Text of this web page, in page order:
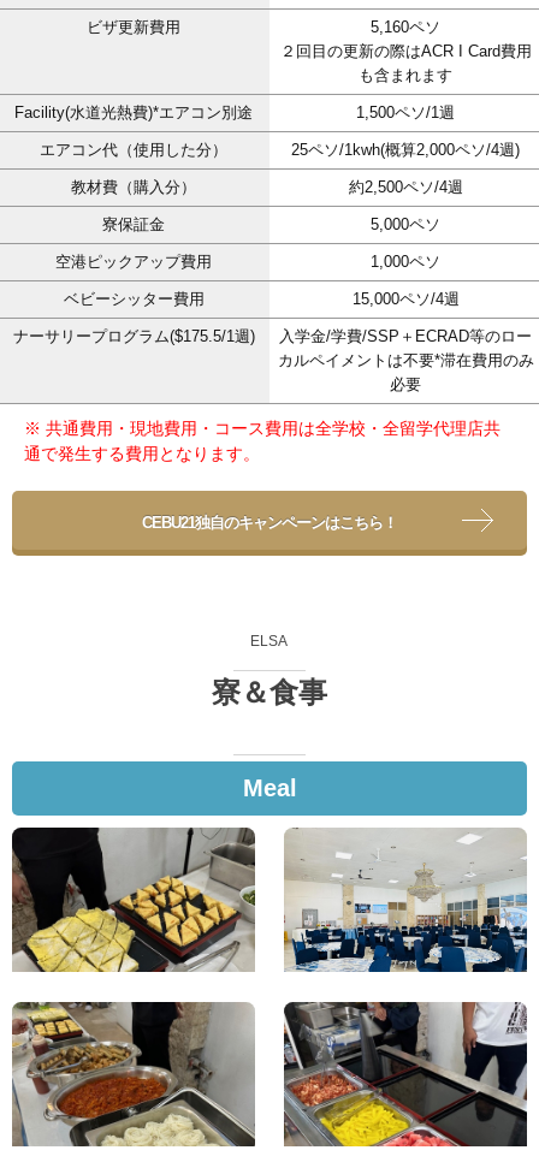
ビザ更新費用
5,160ペソ
２回目の更新の際はACR I Card費用
も含まれます
Facility(水道光熱費)*エアコン別途 1,500ペソ/1週
エアコン代（使用した分） 25ペソ/1kwh(概算2,000ペソ/4週)
教材費（購入分） 約2,500ペソ/4週
寮保証金 5,000ペソ
空港ピックアップ費用 1,000ペソ
ベビーシッター費用 15,000ペソ/4週
ナーサリープログラム($175.5/1週)
入学金/学費/SSP＋ECRAD等のロー
カルペイメントは不要*滞在費用のみ
必要
※ 共通費用・現地費用・コース費用は全学校・全留学代理店共
通で発生する費用となります。
CEBU21独自のキャンペーンはこちら！
ELSA
寮＆食事
Meal